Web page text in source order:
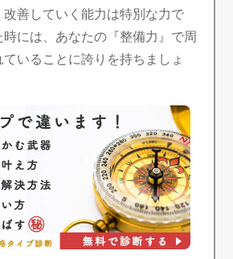
善していく能力は特別な力で
には、あなたの『整備力』で周
いることに誇りを持ちましょ